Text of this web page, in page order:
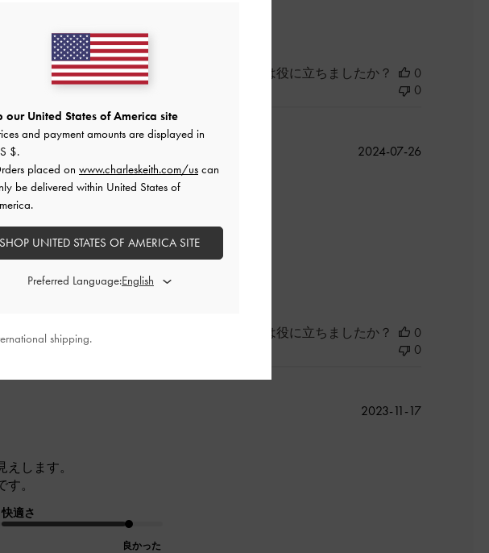
このレビューは役に立ちましたか？
0
0
快適さ
公
2024-07-26
このレビューは役に立ちましたか？
0
0
します。
。
快適さ
良かった
公
2023-11-17
our United States of America site
and payment amounts are displayed in
$.
placed on www.charleskeith.com/us can
be delivered within United States of
SHOP UNITED STATES OF AMERICA SITE
Preferred Language:
shipping.